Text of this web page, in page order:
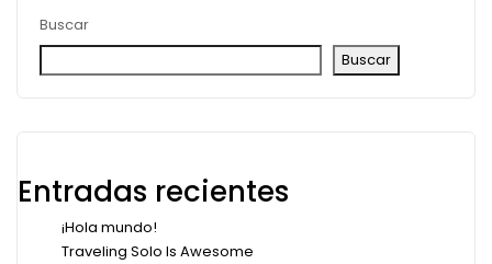
Buscar
Buscar
Entradas recientes
¡Hola mundo!
Traveling Solo Is Awesome